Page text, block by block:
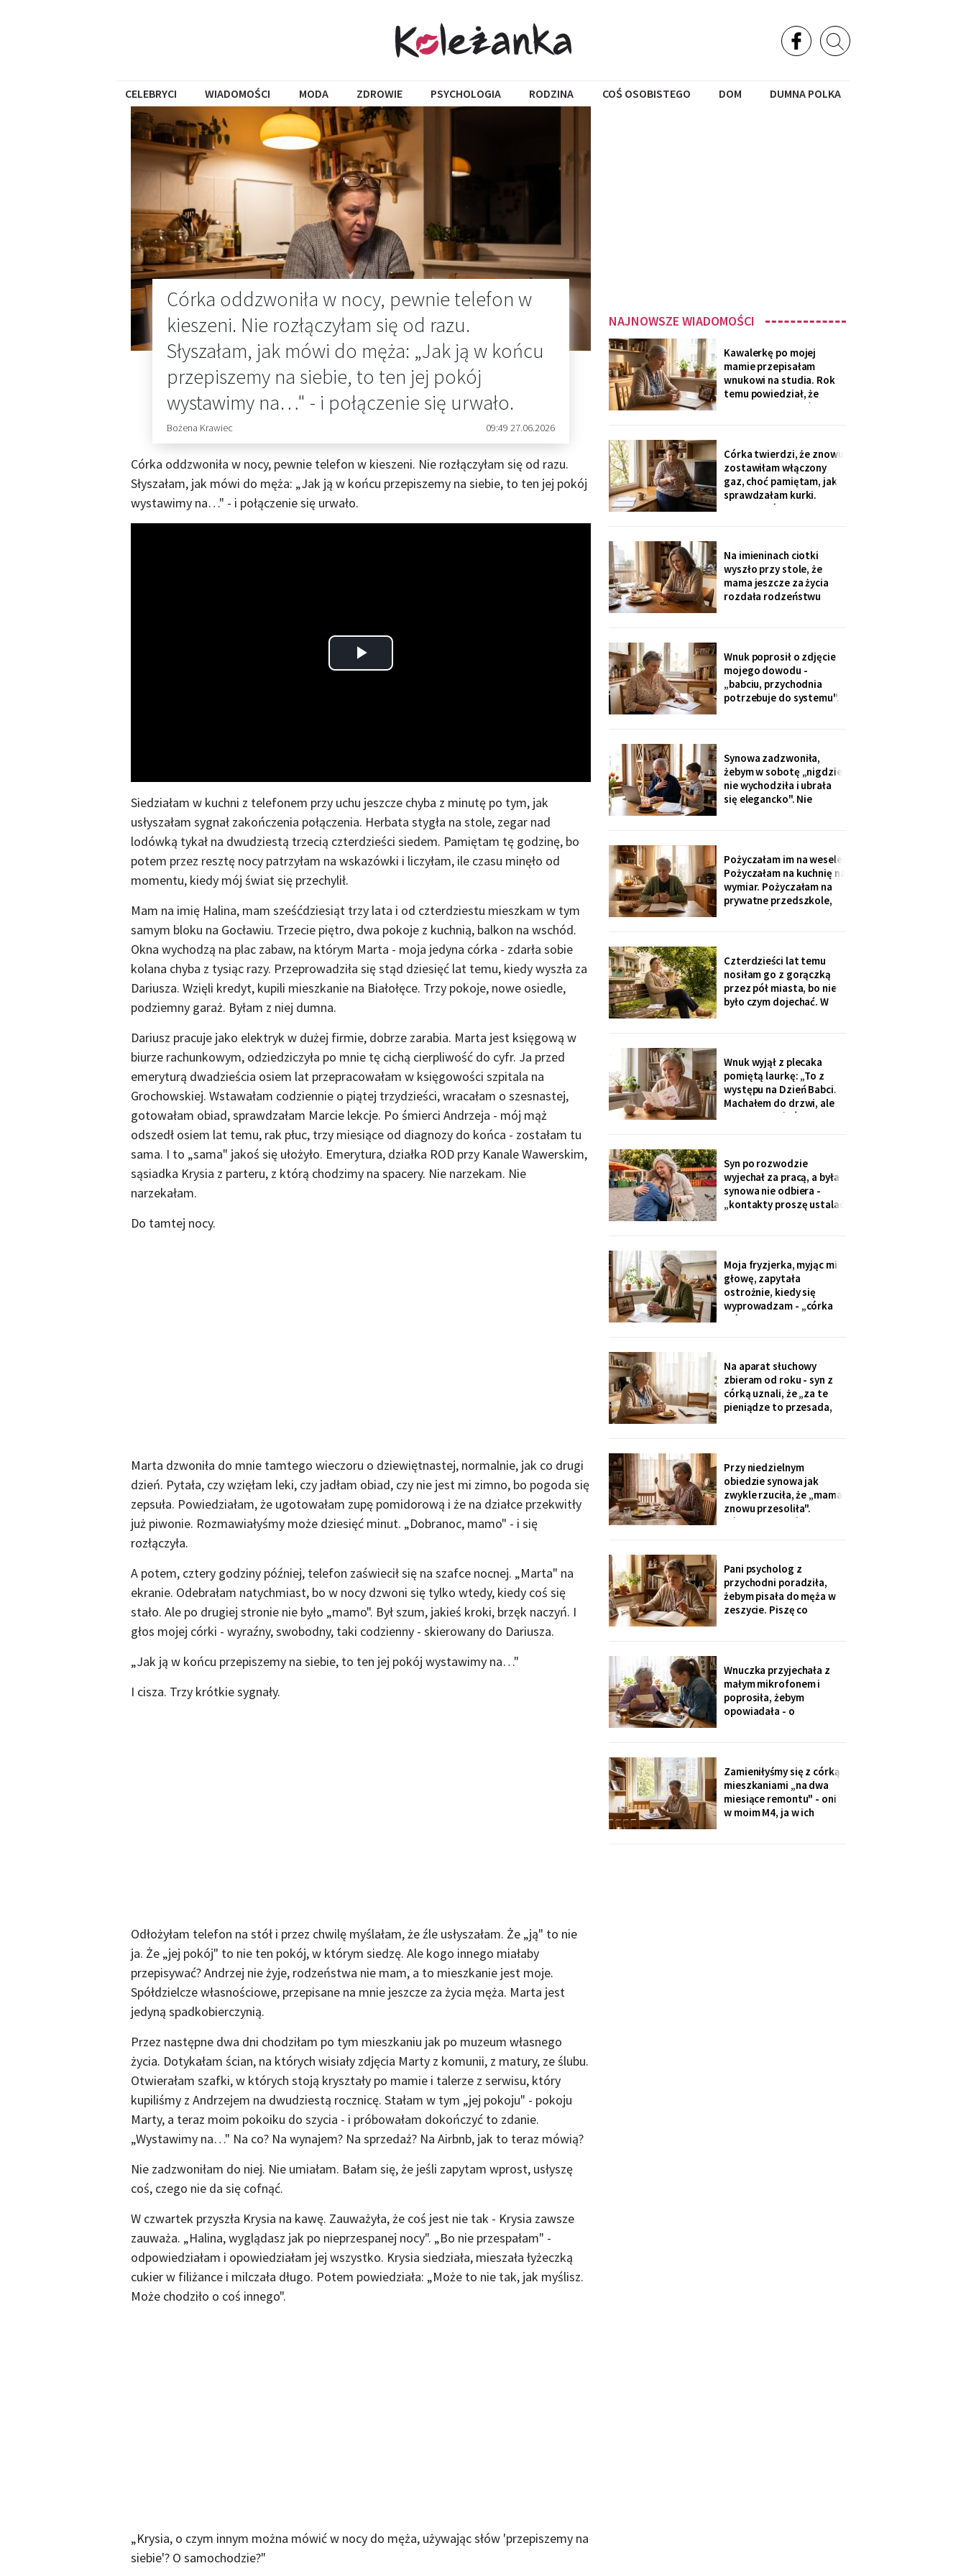
CELEBRYCI WIADOMOŚCI MODA ZDROWIE PSYCHOLOGIA RODZINA COŚ OSOBISTEGO DOM DUMNA POLKA
Córka oddzwoniła w nocy, pewnie telefon w
kieszeni. Nie rozłączyłam się od razu.
Słyszałam, jak mówi do męża: „Jak ją w końcu
przepiszemy na siebie, to ten jej pokój
wystawimy na…" - i połączenie się urwało.
Bożena Krawiec 09:49 27.06.2026
Córka oddzwoniła w nocy, pewnie telefon w kieszeni. Nie rozłączyłam się od razu.
Słyszałam, jak mówi do męża: „Jak ją w końcu przepiszemy na siebie, to ten jej pokój
wystawimy na…" - i połączenie się urwało.
Play
Siedziałam w kuchni z telefonem przy uchu jeszcze chyba z minutę po tym, jak
usłyszałam sygnał zakończenia połączenia. Herbata stygła na stole, zegar nad
lodówką tykał na dwudziestą trzecią czterdzieści siedem. Pamiętam tę godzinę, bo
potem przez resztę nocy patrzyłam na wskazówki i liczyłam, ile czasu minęło od
momentu, kiedy mój świat się przechylił.
Mam na imię Halina, mam sześćdziesiąt trzy lata i od czterdziestu mieszkam w tym
samym bloku na Gocławiu. Trzecie piętro, dwa pokoje z kuchnią, balkon na wschód.
Okna wychodzą na plac zabaw, na którym Marta - moja jedyna córka - zdarła sobie
kolana chyba z tysiąc razy. Przeprowadziła się stąd dziesięć lat temu, kiedy wyszła za
Dariusza. Wzięli kredyt, kupili mieszkanie na Białołęce. Trzy pokoje, nowe osiedle,
podziemny garaż. Byłam z niej dumna.
Dariusz pracuje jako elektryk w dużej firmie, dobrze zarabia. Marta jest księgową w
biurze rachunkowym, odziedziczyła po mnie tę cichą cierpliwość do cyfr. Ja przed
emeryturą dwadzieścia osiem lat przepracowałam w księgowości szpitala na
Grochowskiej. Wstawałam codziennie o piątej trzydzieści, wracałam o szesnastej,
gotowałam obiad, sprawdzałam Marcie lekcje. Po śmierci Andrzeja - mój mąż
odszedł osiem lat temu, rak płuc, trzy miesiące od diagnozy do końca - zostałam tu
sama. I to „sama" jakoś się ułożyło. Emerytura, działka ROD przy Kanale Wawerskim,
sąsiadka Krysia z parteru, z którą chodzimy na spacery. Nie narzekam. Nie
narzekałam.
Do tamtej nocy.
Marta dzwoniła do mnie tamtego wieczoru o dziewiętnastej, normalnie, jak co drugi
dzień. Pytała, czy wzięłam leki, czy jadłam obiad, czy nie jest mi zimno, bo pogoda się
zepsuła. Powiedziałam, że ugotowałam zupę pomidorową i że na działce przekwitły
już piwonie. Rozmawiałyśmy może dziesięć minut. „Dobranoc, mamo" - i się
rozłączyła.
A potem, cztery godziny później, telefon zaświecił się na szafce nocnej. „Marta" na
ekranie. Odebrałam natychmiast, bo w nocy dzwoni się tylko wtedy, kiedy coś się
stało. Ale po drugiej stronie nie było „mamo". Był szum, jakieś kroki, brzęk naczyń. I
głos mojej córki - wyraźny, swobodny, taki codzienny - skierowany do Dariusza.
„Jak ją w końcu przepiszemy na siebie, to ten jej pokój wystawimy na…"
I cisza. Trzy krótkie sygnały.
Odłożyłam telefon na stół i przez chwilę myślałam, że źle usłyszałam. Że „ją" to nie
ja. Że „jej pokój" to nie ten pokój, w którym siedzę. Ale kogo innego miałaby
przepisywać? Andrzej nie żyje, rodzeństwa nie mam, a to mieszkanie jest moje.
Spółdzielcze własnościowe, przepisane na mnie jeszcze za życia męża. Marta jest
jedyną spadkobierczynią.
Przez następne dwa dni chodziłam po tym mieszkaniu jak po muzeum własnego
życia. Dotykałam ścian, na których wisiały zdjęcia Marty z komunii, z matury, ze ślubu.
Otwierałam szafki, w których stoją kryształy po mamie i talerze z serwisu, który
kupiliśmy z Andrzejem na dwudziestą rocznicę. Stałam w tym „jej pokoju" - pokoju
Marty, a teraz moim pokoiku do szycia - i próbowałam dokończyć to zdanie.
„Wystawimy na…" Na co? Na wynajem? Na sprzedaż? Na Airbnb, jak to teraz mówią?
Nie zadzwoniłam do niej. Nie umiałam. Bałam się, że jeśli zapytam wprost, usłyszę
coś, czego nie da się cofnąć.
W czwartek przyszła Krysia na kawę. Zauważyła, że coś jest nie tak - Krysia zawsze
zauważa. „Halina, wyglądasz jak po nieprzespanej nocy". „Bo nie przespałam" -
odpowiedziałam i opowiedziałam jej wszystko. Krysia siedziała, mieszała łyżeczką
cukier w filiżance i milczała długo. Potem powiedziała: „Może to nie tak, jak myślisz.
Może chodziło o coś innego".
„Krysia, o czym innym można mówić w nocy do męża, używając słów 'przepiszemy na
siebie'? O samochodzie?"
NAJNOWSZE WIADOMOŚCI
Kawalerkę po mojej
mamie przepisałam
wnukowi na studia. Rok
temu powiedział, że
musiał ją sprzedać, „bo
spotkałam dawną
sąsiadkę stamtąd: „Co
weekend inni ludzie z
walizkami, klucze w
skrzynce na szyfr.
Córka twierdzi, że znowu
zostawiłam włączony
gaz, choć pamiętam, jak
sprawdzałam kurki.
Klucze, które „zgubiłam",
sąsiadka wspomniała, że
córka była u mnie we
wtorek - kiedy ja
siedziałam w przychodni.
Nigdy nie dawałam
Na imieninach ciotki
wyszło przy stole, że
mama jeszcze za życia
rozdała rodzeństwu
dostałam jej różaniec, po
pogrzebie, z szuflady.
Siostra wyjaśniła: „Ty i
tak zawsze byłaś
ustawiona."
Wnuk poprosił o zdjęcie
mojego dowodu -
„babciu, przychodnia
potrzebuje do systemu".
tysiące, na moje dane.
Wnuk płakał, że odda.
Córka na to: „tylko
nigdzie nie zgłaszaj,
chcesz mu zniszczyć
Synowa zadzwoniła,
żebym w sobotę „nigdzie
nie wychodziła i ubrała
się elegancko". Nie
domu opieki. Przyjechali
z tortem i laptopem:
bilety do Rzymu na moje
siedemdziesiąte
urodziny
Pożyczałam im na wesele.
Pożyczałam na kuchnię na
wymiar. Pożyczałam na
prywatne przedszkole,
„bo Kubuś jest wrażliwy".
poprosiłam o pożyczkę -
na okulary progresywne -
i usłyszałam, że „trzeba
było sobie
Czterdzieści lat temu
nosiłam go z gorączką
przez pół miasta, bo nie
było czym dojechać. W
prześwietlenie biodra.
„Mamo, od tego jest
teraz taksówka dla
seniorów, zamów sobie".
Zamówiłam - kierowca
Wnuk wyjął z plecaka
pomiętą laurkę: „To z
występu na Dzień Babci.
Machałem do drzwi, ale
nie przyszłaś". Żadnego
przekazuje je przez
rodziców. Córka
wzruszyła ramionami:
„No zapomniałam, mamo,
tyle się teraz
Syn po rozwodzie
wyjechał za pracą, a była
synowa nie odbiera -
„kontakty proszę ustalać
na rynku młodszy mnie
zobaczył, wyrwał jej się z
ręki i przybiegł. Zdążyłam
tylko przytulić.
Moja fryzjerka, myjąc mi
głowę, zapytała
ostrożnie, kiedy się
wyprowadzam - „córka
mówiła u nas w salonie,
czegoś mniejszego".
Niczego nie szukam. Nic
nie sprzedaję.
Na aparat słuchowy
zbieram od roku - syn z
córką uznali, że „za te
pieniądze to przesada,
swobodnie, bo mama i
tak nie słyszy. Słyszę
więcej, niż myślą. W
niedzielę usłyszałam, co
planują z moim
Przy niedzielnym
obiedzie synowa jak
zwykle rzuciła, że „mama
znowu przesoliła".
Ośmioletni Staś odłożył
nie mówi, że mama coś
zrobiła źle". Zrobiło się
bardzo cicho.
Pani psycholog z
przychodni poradziła,
żebym pisała do męża w
zeszycie. Piszę co
sąsiadowi, który zawsze
mi pomaga - a nie synowi,
który nie przyjechał ani
do szpitala, ani na
rocznicę
Wnuczka przyjechała z
małym mikrofonem i
poprosiła, żebym
opowiadała - o
niedziele. Powiedziała,
że chce, żeby jej dzieci
kiedyś usłyszały mój głos.
Zamieniłyśmy się z córką
mieszkaniami „na dwa
miesiące remontu" - oni
w moim M4, ja w ich